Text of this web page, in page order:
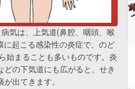
に起こる感染性の炎症で、のど
始まることも多いものです。炎
どの下気道にも広がると、せき
が出てきます。